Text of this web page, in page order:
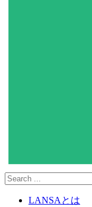
LANSAとは